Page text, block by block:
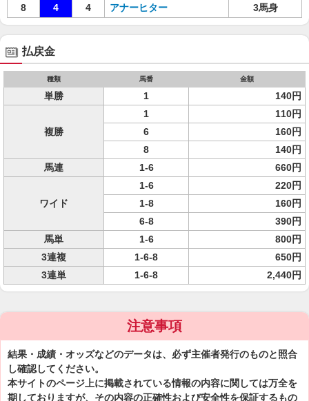
8
4 4 アナーヒター 3馬身
払戻金
種類 馬番 金額
単勝 1 140円
複勝
1
110円
6
160円
8
140円
馬連
1-6 660円
ワイド
1-6
220円
1-8
160円
6-8
390円
馬単
1-6
800円
3連複
1-6-8
650円
3連単
1-6-8 2,440円
注意事項
結果・成績・オッズなどのデータは、必ず主催者発行のものと照合
し確認してください。
本サイトのページ上に掲載されている情報の内容に関しては万全を
期しておりますが、その内容の正確性および安全性を保証するもの